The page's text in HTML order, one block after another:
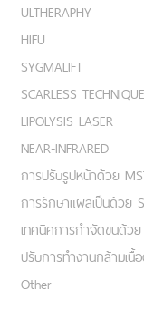
ULTHERAPHY
HIFU
SYGMALIFT
SCARLESS TECHNIQUE
LIPOLYSIS LASER
NEAR-INFRARED
การปรับรูปหน้าด้วย
การรักษาแผลเป็นด้วย
เทคนิคการกำจัดขนด้วย
ปรับการทำงานกล้ามเ
Other